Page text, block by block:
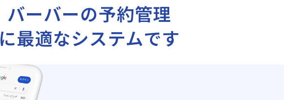
バーバーの予約管理
に最適なシステムです